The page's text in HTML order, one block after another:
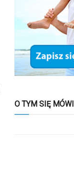
O TYM SIĘ MÓWI